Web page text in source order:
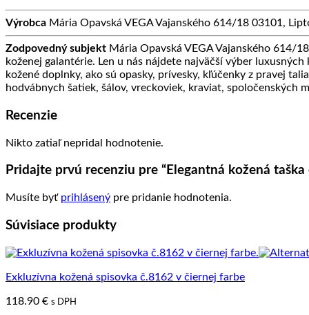
Výrobca Mária Opavská VEGA Vajanského 614/18 03101,
Zodpovedný subjekt Mária Opavská VEGA Vajanského 614/
koženej galantérie. Len u nás nájdete najväčší výber
kožené doplnky, ako sú opasky, prívesky, kľúčenky z pravej
hodvábnych šatiek, šálov, vreckoviek, kraviat, spoločenských
Recenzie
Nikto zatiaľ nepridal hodnotenie.
Pridajte prvú recenziu pre “Elegantná kožená
Musíte byť prihlásený pre pridanie hodnotenia.
Súvisiace produkty
Exkluzívna kožená spisovka č.8162 v čiernej farbe
118.90 € s DPH